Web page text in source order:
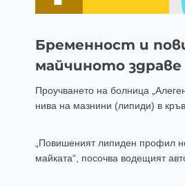
Бременност и
майчиното здраве
Проучването на болница
нива на мазнини (липиди) в
„Повишеният липиден профил
майката“, посочва водещият